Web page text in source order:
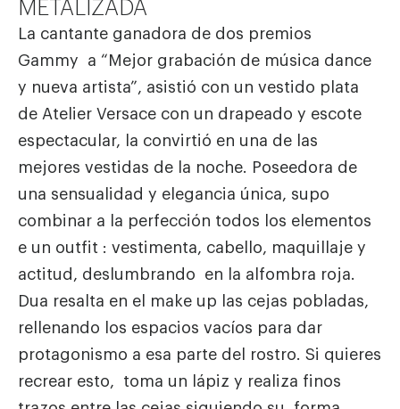
METALIZADA
La cantante ganadora de dos premios
Gammy a “Mejor grabación de música dance
y nueva artista”, asistió con un vestido plata
de Atelier Versace con un drapeado y escote
espectacular, la convirtió en una de las
mejores vestidas de la noche. Poseedora de
una sensualidad y elegancia única, supo
combinar a la perfección todos los elementos
e un outfit : vestimenta, cabello, maquillaje y
actitud, deslumbrando en la alfombra roja.
Dua resalta en el make up las cejas pobladas,
rellenando los espacios vacíos para dar
protagonismo a esa parte del rostro. Si quieres
recrear esto, toma un lápiz y realiza finos